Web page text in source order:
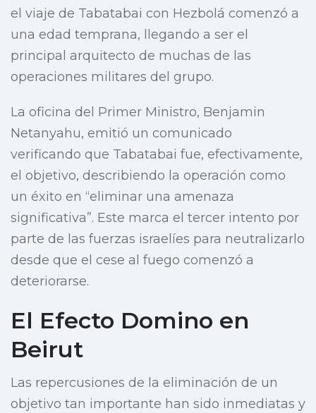
el viaje de Tabatabai con Hezbolá comenzó a
una edad temprana, llegando a ser el
principal arquitecto de muchas de las
operaciones militares del grupo.
La oficina del Primer Ministro, Benjamin
Netanyahu, emitió un comunicado
verificando que Tabatabai fue, efectivamente,
el objetivo, describiendo la operación como
un éxito en “eliminar una amenaza
significativa”. Este marca el tercer intento por
parte de las fuerzas israelíes para neutralizarlo
desde que el cese al fuego comenzó a
deteriorarse.
El Efecto Domino en
Beirut
Las repercusiones de la eliminación de un
objetivo tan importante han sido inmediatas y